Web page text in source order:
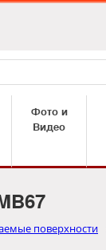
Фото и
Видео
поверхности